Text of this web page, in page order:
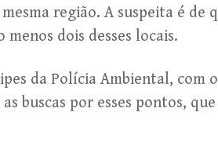
região. A suspeita é de
menos dois desses locais.
da Polícia Ambiental, com
buscas por esses pontos,